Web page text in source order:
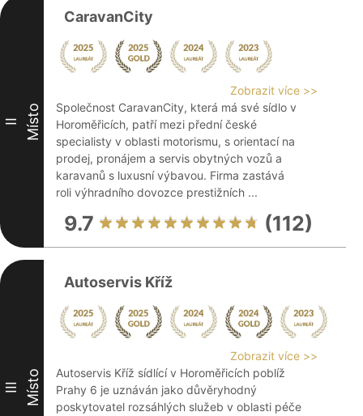
II Místo
CaravanCity
Zobrazit více >>
Společnost CaravanCity, která má své sídlo v
Horoměřicích, patří mezi přední české
specialisty v oblasti motorismu, s orientací na
prodej, pronájem a servis obytných vozů a
karavanů s luxusní výbavou. Firma zastává
roli výhradního dovozce prestižních ...
9.7 (112)
III Místo
Autoservis Kříž
Zobrazit více >>
Autoservis Kříž sídlící v Horoměřicích poblíž
Prahy 6 je uznáván jako důvěryhodný
poskytovatel rozsáhlých služeb v oblasti péče